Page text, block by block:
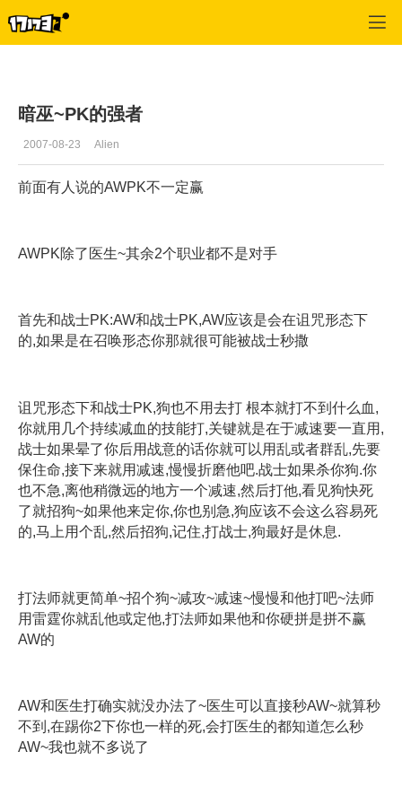
暗巫~PK的强者
2007-08-23 Alien
前面有人说的AWPK不一定赢
AWPK除了医生~其余2个职业都不是对手
首先和战士PK:AW和战士PK,AW应该是会在诅咒形态下
的,如果是在召唤形态你那就很可能被战士秒撒
诅咒形态下和战士PK,狗也不用去打 根本就打不到什么血,
你就用几个持续减血的技能打,关键就是在于减速要一直用,
战士如果晕了你后用战意的话你就可以用乱或者群乱,先要
保住命,接下来就用减速,慢慢折磨他吧.战士如果杀你狗.你
也不急,离他稍微远的地方一个减速,然后打他,看见狗快死
了就招狗~如果他来定你,你也别急,狗应该不会这么容易死
的,马上用个乱,然后招狗,记住,打战士,狗最好是休息.
打法师就更简单~招个狗~减攻~减速~慢慢和他打吧~法师
用雷霆你就乱他或定他,打法师如果他和你硬拼是拼不赢
AW的
AW和医生打确实就没办法了~医生可以直接秒AW~就算秒
不到,在踢你2下你也一样的死,会打医生的都知道怎么秒
AW~我也就不多说了